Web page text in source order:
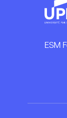
ESM